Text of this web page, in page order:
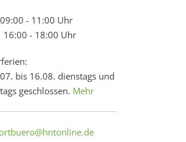
- 11:00 Uhr
16:00 - 18:00 Uhr
bis 16.08. dienstags und
geschlossen. Mehr